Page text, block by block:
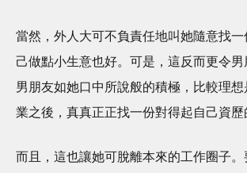
當然，外人大可不負責任地叫她隨意找
己做點小生意也好。可是，這反而更令
男朋友如她口中所說般的積極，比較理
業之後，真真正正找一份對得起自己資歷
而且，這也讓她可脫離本來的工作圈子。